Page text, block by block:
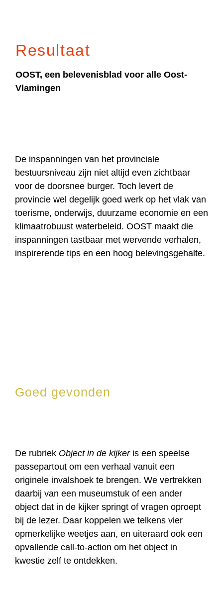
Resultaat
OOST, een belevenisblad voor alle Oost-
Vlamingen
De inspanningen van het provinciale
bestuursniveau zijn niet altijd even zichtbaar
voor de doorsnee burger. Toch levert de
provincie wel degelijk goed werk op het vlak van
toerisme, onderwijs, duurzame economie en een
klimaatrobuust waterbeleid. OOST maakt die
inspanningen tastbaar met wervende verhalen,
inspirerende tips en een hoog belevingsgehalte.
Goed gevonden
De rubriek Object in de kijkeris een speelse
passepartout om een verhaal vanuit een
originele invalshoek te brengen. We vertrekken
daarbij van een museumstuk of een ander
object dat in de kijker springt of vragen oproept
bij de lezer. Daar koppelen we telkens vier
opmerkelijke weetjes aan, en uiteraard ook een
opvallende call-to-action om het object in
kwestie zelf te ontdekken.